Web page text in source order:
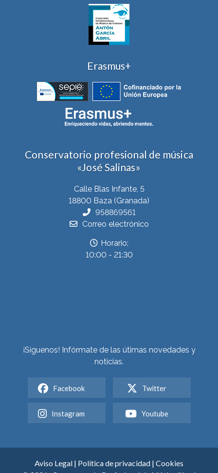
Erasmus+
Conservatorio profesional de música
«José Salinas»
Calle Blas Infante, 5
18800 Baza (Granada)
958869561
Correo electrónico
Horario:
10:00 - 21:30
¡Síguenos! Infórmate de las útimas novedades y
noticias.
Facebook Twitter
Instagram Youtube
Aviso Legal | Política de privacidad | Cookies